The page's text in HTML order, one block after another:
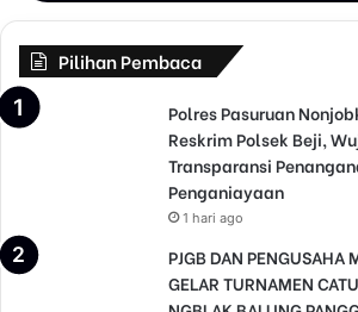
Pilihan Pembaca
Polres Pasuruan
Reskrim Polsek Beji,
Transparansi
Penganiayaan
1 hari ago
PJGB DAN PENGUSAHA
GELAR TURNAMEN